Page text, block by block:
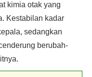
kimia otak yang
Kestabilan kadar
sedangkan
berubah-